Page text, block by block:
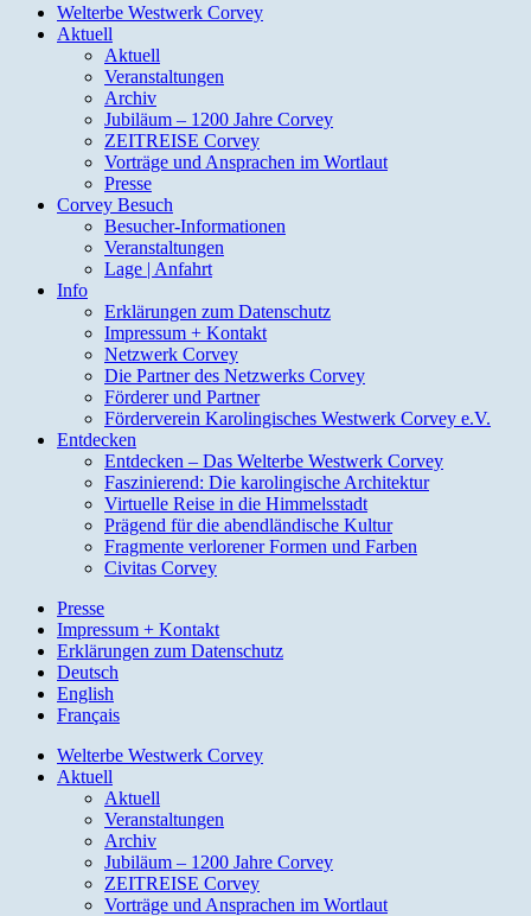
Close
Menu
Welterbe Westwerk Corvey
Aktuell
Aktuell
Veranstaltungen
Archiv
Jubiläum – 1200 Jahre Corvey
ZEITREISE Corvey
Vorträge und Ansprachen im Wortlaut
Presse
Corvey Besuch
Besucher-Informationen
Veranstaltungen
Lage | Anfahrt
Info
Erklärungen zum Datenschutz
Impressum + Kontakt
Netzwerk Corvey
Die Partner des Netzwerks Corvey
Förderer und Partner
Förderverein Karolingisches Westwerk Corvey e.V.
Entdecken
Entdecken – Das Welterbe Westwerk Corvey
Faszinierend: Die karolingische Architektur
Virtuelle Reise in die Himmelsstadt
Prägend für die abendländische Kultur
Fragmente verlorener Formen und Farben
Civitas Corvey
Presse
Impressum + Kontakt
Erklärungen zum Datenschutz
Deutsch
English
Français
Welterbe Westwerk Corvey
Aktuell
Aktuell
Veranstaltungen
Archiv
Jubiläum – 1200 Jahre Corvey
ZEITREISE Corvey
Vorträge und Ansprachen im Wortlaut